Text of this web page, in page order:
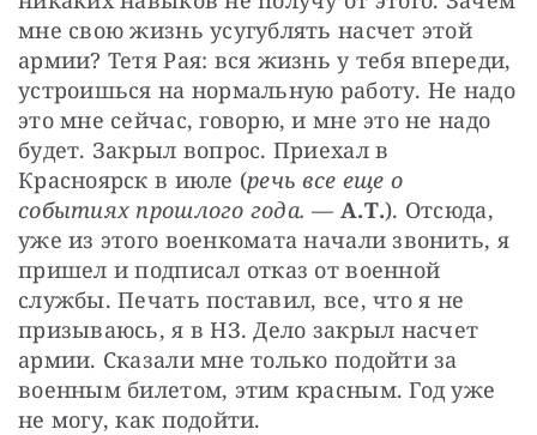
мне свою жизнь усугублять насчет этой
армии? Тетя Рая: вся жизнь у тебя впереди,
устроишься на нормальную работу. Не надо
это мне сейчас, говорю, и мне это не надо
будет. Закрыл вопрос. Приехал в
Красноярск в июле (речь все еще о
событиях прошлого года. — А.Т.). Отсюда,
уже из этого военкомата начали звонить, я
пришел и подписал отказ от военной
службы. Печать поставил, все, что я не
призываюсь, я в НЗ. Дело закрыл насчет
армии. Сказали мне только подойти за
военным билетом, этим красным. Год уже
не могу, как подойти.